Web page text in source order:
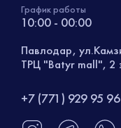
График работы
10:00 - 00:00
Павлодар,
ТРЦ "Batyr mall", 2
+7 (771) 929 95 96